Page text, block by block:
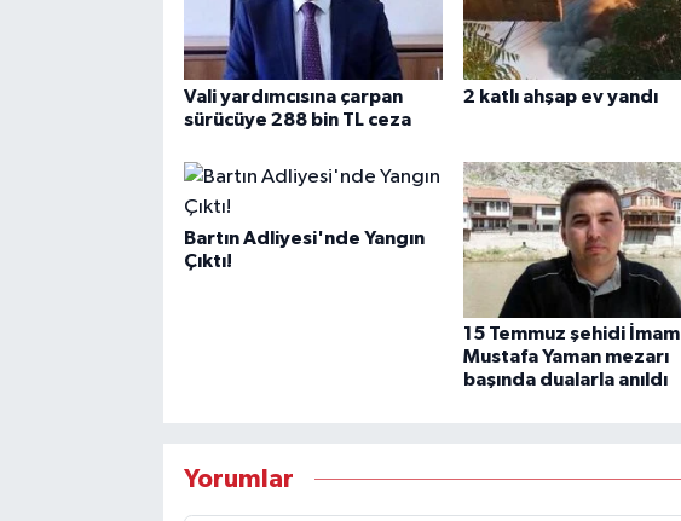
Vali yardımcısına çarpan
sürücüye 288 bin TL ceza
2 katlı ahşap ev yandı
Bartın Adliyesi'nde Yangın
Çıktı!
15 Temmuz şehidi İmam
Mustafa Yaman mezarı
başında dualarla anıldı
Yorumlar